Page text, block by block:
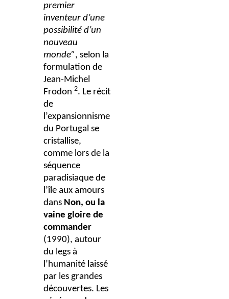
premier
inventeur d’une
possibilité d’un
nouveau
monde”, selon la
formulation de
Jean-Michel
Frodon 2. Le récit
de
l’expansionnisme
du Portugal se
cristallise,
comme lors de la
séquence
paradisiaque de
l’île aux amours
dans Non, ou la
vaine gloire de
commander
(1990), autour
du legs à
l’humanité laissé
par les grandes
découvertes. Les